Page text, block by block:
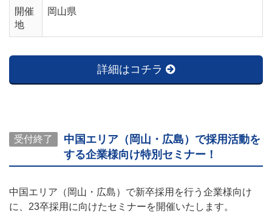
開催
地
岡山県
詳細はコチラ
受付終了
中国エリア（岡山・広島）で採用活動を
する企業様向け特別セミナー！
中国エリア（岡山・広島）で新卒採用を行う企業様向け
に、23卒採用に向けたセミナーを開催いたします。